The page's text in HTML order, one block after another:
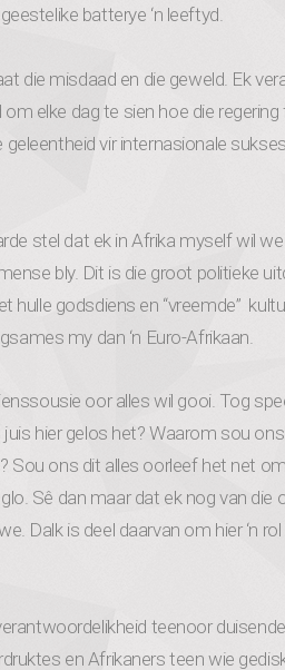
batterye ‘n leeftyd.
die misdaad en die geweld. Ek
elke dag te sien hoe die
vir internasionale
stel dat ek in Afrika myself wil
bly. Dit is die groot politieke
hulle godsdiens en “vreemde”
my dan ‘n Euro-Afrikaan.
oor alles wil gooi. Tog
hier gelos het? Waarom sou
Sou ons dit alles oorleef het net
Sê dan maar dat ek nog van die
Dalk is deel daarvan om hier ‘n rol
teenoor
en Afrikaners teen wie